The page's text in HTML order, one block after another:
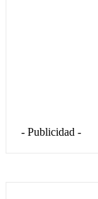
- Publicidad -